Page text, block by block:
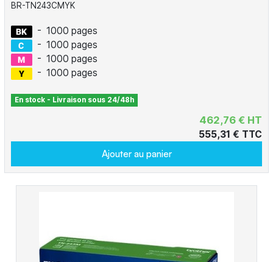
BR-TN243CMYK
- 1000 pages
- 1000 pages
- 1000 pages
- 1000 pages
En stock - Livraison sous 24/48h
462,76 € HT
555,31 € TTC
Ajouter au panier